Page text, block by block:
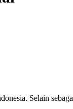
Selain